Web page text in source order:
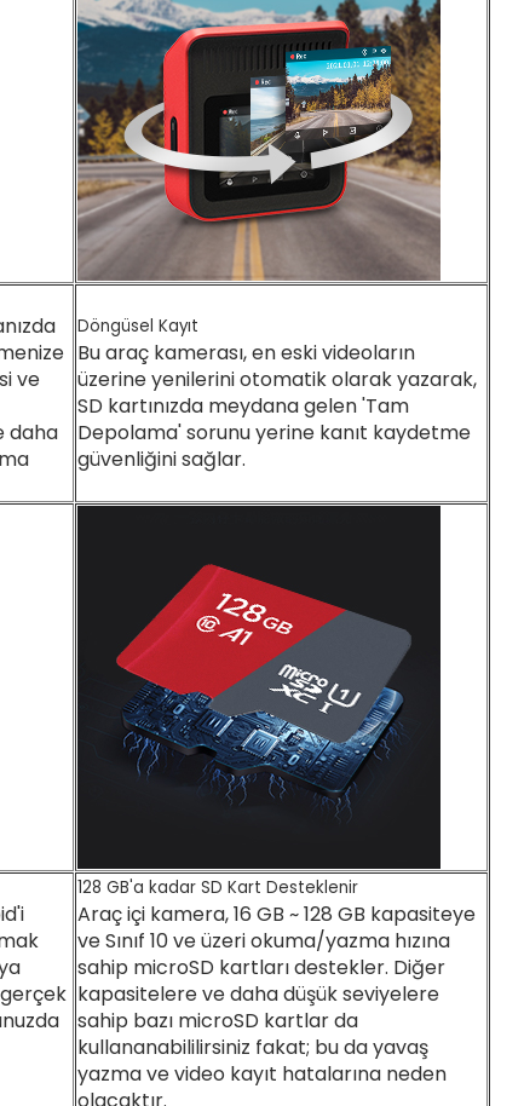
ve
daha
Döngüsel Kayıt
Bu araç kamerası, en eski videoların
üzerine yenilerini otomatik olarak yazarak,
SD kartınızda meydana gelen 'Tam
Depolama' sorunu yerine kanıt kaydetme
güvenliğini sağlar.
128 GB'a kadar SD Kart Desteklenir
Araç içi kamera, 16 GB ~ 128 GB kapasiteye
ve Sınıf 10 ve üzeri okuma/yazma hızına
sahip microSD kartları destekler. Diğer
kapasitelere ve daha düşük seviyelere
sahip bazı microSD kartlar da
kullananabililirsiniz fakat; bu da yavaş
yazma ve video kayıt hatalarına neden